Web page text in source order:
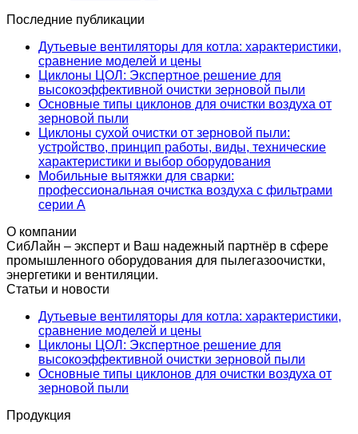
Последние публикации
Дутьевые вентиляторы для котла: характеристики,
сравнение моделей и цены
Циклоны ЦОЛ: Экспертное решение для
высокоэффективной очистки зерновой пыли
Основные типы циклонов для очистки воздуха от
зерновой пыли
Циклоны сухой очистки от зерновой пыли:
устройство, принцип работы, виды, технические
характеристики и выбор оборудования
Мобильные вытяжки для сварки:
профессиональная очистка воздуха с фильтрами
серии А
О компании
СибЛайн – эксперт и Ваш надежный партнёр в сфере
промышленного оборудования для пылегазоочистки,
энергетики и вентиляции.
Статьи и новости
Дутьевые вентиляторы для котла: характеристики,
сравнение моделей и цены
Циклоны ЦОЛ: Экспертное решение для
высокоэффективной очистки зерновой пыли
Основные типы циклонов для очистки воздуха от
зерновой пыли
Продукция